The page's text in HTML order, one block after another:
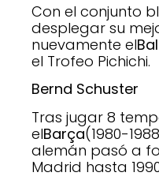
Con el conjunto
desplegar su
nuevamente el
el Trofeo Pichichi.
Bernd Schuster
Tras jugar 8
elBarça(1980-
alemán pasó a
Madrid hasta